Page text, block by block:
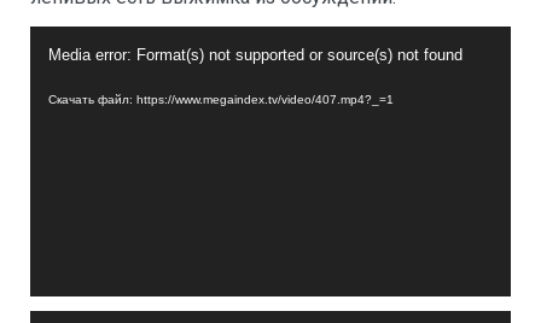
Media error: Format(s) not supported or source(s) not found
Скачать файл: https://www.megaindex.tv/video/407.mp4?_=1